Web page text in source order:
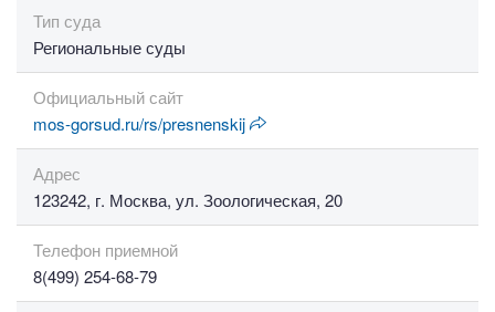
Тип суда
Региональные суды
Официальный сайт
mos-gorsud.ru/rs/presnenskij
Адрес
123242, г. Москва, ул. Зоологическая, 20
Телефон приемной
8(499) 254-68-79